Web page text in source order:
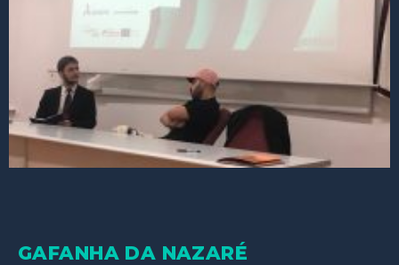
GAFANHA DA NAZARÉ